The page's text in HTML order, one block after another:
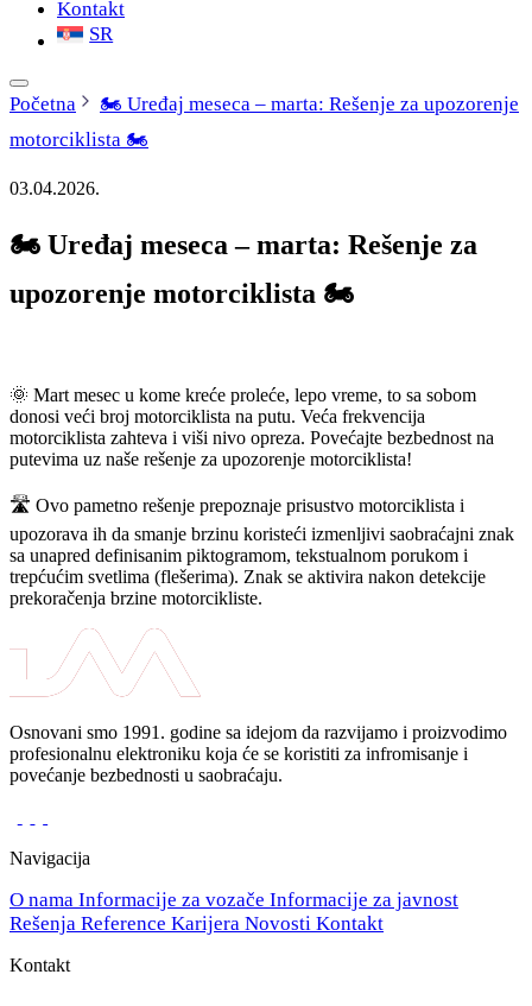
Kontakt
SR
Početna
🏍️ Uređaj meseca – marta: Rešenje za upozorenje
motorciklista 🏍️
03.04.2026.
🏍️ Uređaj meseca – marta: Rešenje za
upozorenje motorciklista 🏍️
🌞 Mart mesec u kome kreće proleće, lepo vreme, to sa sobom
donosi veći broj motorciklista na putu. Veća frekvencija
motorciklista zahteva i viši nivo opreza. Povećajte bezbednost na
putevima uz naše rešenje za upozorenje motorciklista!
🛣️ Ovo pametno rešenje prepoznaje prisustvo motorciklista i
upozorava ih da smanje brzinu koristeći izmenljivi saobraćajni znak
sa unapred definisanim piktogramom, tekstualnom porukom i
trepćućim svetlima (flešerima). Znak se aktivira nakon detekcije
prekoračenja brzine motorcikliste.
Osnovani smo 1991. godine sa idejom da razvijamo i proizvodimo
profesionalnu elektroniku koja će se koristiti za infromisanje i
povećanje bezbednosti u saobraćaju.
Navigacija
O nama Informacije za vozače Informacije za javnost
Rešenja Reference Karijera Novosti Kontakt
Kontakt